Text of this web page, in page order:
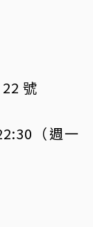
號
（週一